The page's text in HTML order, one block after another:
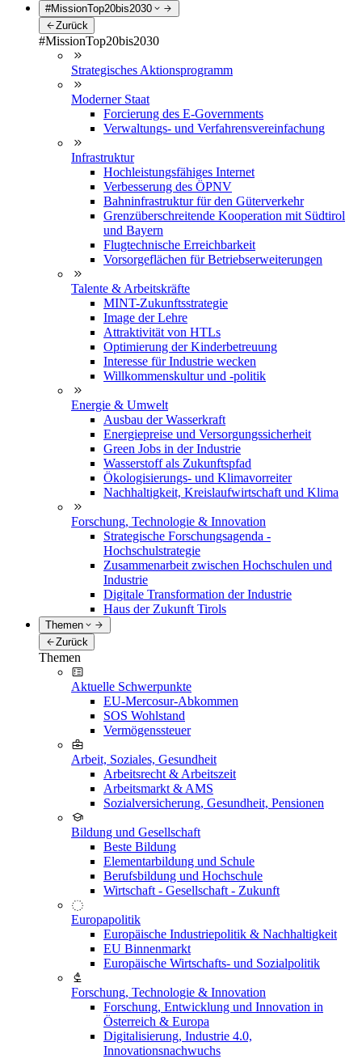
#MissionTop20bis2030
Zurück
#MissionTop20bis2030
Strategisches Aktionsprogramm
Moderner Staat
Forcierung des E-Governments
Verwaltungs- und Verfahrensvereinfachung
Infrastruktur
Hochleistungsfähiges Internet
Verbesserung des ÖPNV
Bahninfrastruktur für den Güterverkehr
Grenzüberschreitende Kooperation mit Südtirol
und Bayern
Flugtechnische Erreichbarkeit
Vorsorgeflächen für Betriebserweiterungen
Talente & Arbeitskräfte
MINT-Zukunftsstrategie
Image der Lehre
Attraktivität von HTLs
Optimierung der Kinderbetreuung
Interesse für Industrie wecken
Willkommenskultur und -politik
Energie & Umwelt
Ausbau der Wasserkraft
Energiepreise und Versorgungssicherheit
Green Jobs in der Industrie
Wasserstoff als Zukunftspfad
Ökologisierungs- und Klimavorreiter
Nachhaltigkeit, Kreislaufwirtschaft und Klima
Forschung, Technologie & Innovation
Strategische Forschungsagenda -
Hochschulstrategie
Zusammenarbeit zwischen Hochschulen und
Industrie
Digitale Transformation der Industrie
Haus der Zukunft Tirols
Themen
Zurück
Themen
Aktuelle Schwerpunkte
EU-Mercosur-Abkommen
SOS Wohlstand
Vermögenssteuer
Arbeit, Soziales, Gesundheit
Arbeitsrecht & Arbeitszeit
Arbeitsmarkt & AMS
Sozialversicherung, Gesundheit, Pensionen
Bildung und Gesellschaft
Beste Bildung
Elementarbildung und Schule
Berufsbildung und Hochschule
Wirtschaft - Gesellschaft - Zukunft
Europapolitik
Europäische Industriepolitik & Nachhaltigkeit
EU Binnenmarkt
Europäische Wirtschafts- und Sozialpolitik
Forschung, Technologie & Innovation
Forschung, Entwicklung und Innovation in
Österreich & Europa
Digitalisierung, Industrie 4.0,
Innovationsnachwuchs